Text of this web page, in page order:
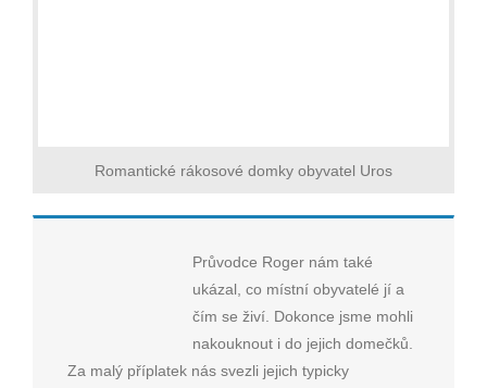
Romantické rákosové domky obyvatel Uros
Průvodce Roger nám také
ukázal, co místní obyvatelé jí a
čím se živí. Dokonce jsme mohli
nakouknout i do jejich domečků.
Za malý příplatek nás svezli jejich typicky